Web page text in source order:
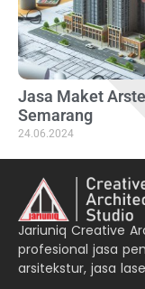
Jasa Maket
Semarang
24.06.2024
Jariuniq Creative
profesional jasa
arsitekstur, jasa